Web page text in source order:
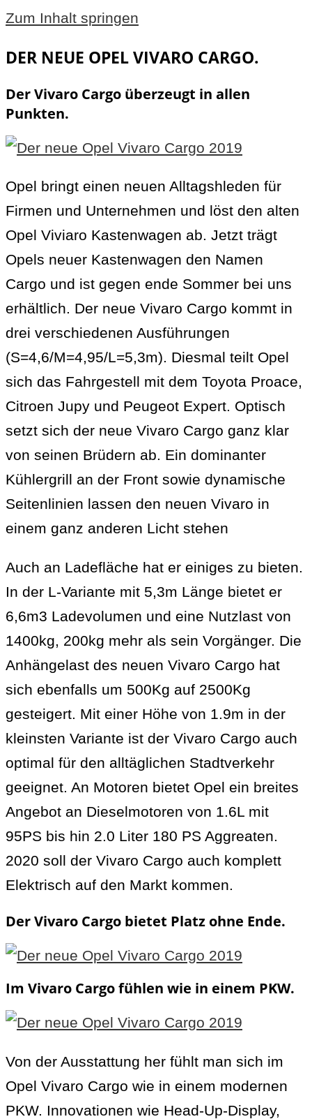
Zum Inhalt springen
DER NEUE OPEL VIVARO CARGO.
Der Vivaro Cargo überzeugt in allen
Punkten.
Opel bringt einen neuen Alltagshleden für
Firmen und Unternehmen und löst den alten
Opel Viviaro Kastenwagen ab. Jetzt trägt
Opels neuer Kastenwagen den Namen
Cargo und ist gegen ende Sommer bei uns
erhältlich. Der neue Vivaro Cargo kommt in
drei verschiedenen Ausführungen
(S=4,6/M=4,95/L=5,3m). Diesmal teilt Opel
sich das Fahrgestell mit dem Toyota Proace,
Citroen Jupy und Peugeot Expert. Optisch
setzt sich der neue Vivaro Cargo ganz klar
von seinen Brüdern ab. Ein dominanter
Kühlergrill an der Front sowie dynamische
Seitenlinien lassen den neuen Vivaro in
einem ganz anderen Licht stehen
Auch an Ladefläche hat er einiges zu bieten.
In der L-Variante mit 5,3m Länge bietet er
6,6m3 Ladevolumen und eine Nutzlast von
1400kg, 200kg mehr als sein Vorgänger. Die
Anhängelast des neuen Vivaro Cargo hat
sich ebenfalls um 500Kg auf 2500Kg
gesteigert. Mit einer Höhe von 1.9m in der
kleinsten Variante ist der Vivaro Cargo auch
optimal für den alltäglichen Stadtverkehr
geeignet. An Motoren bietet Opel ein breites
Angebot an Dieselmotoren von 1.6L mit
95PS bis hin 2.0 Liter 180 PS Aggreaten.
2020 soll der Vivaro Cargo auch komplett
Elektrisch auf den Markt kommen.
Der Vivaro Cargo bietet Platz ohne Ende.
Im Vivaro Cargo fühlen wie in einem PKW.
Von der Ausstattung her fühlt man sich im
Opel Vivaro Cargo wie in einem modernen
PKW. Innovationen wie Head-Up-Display,